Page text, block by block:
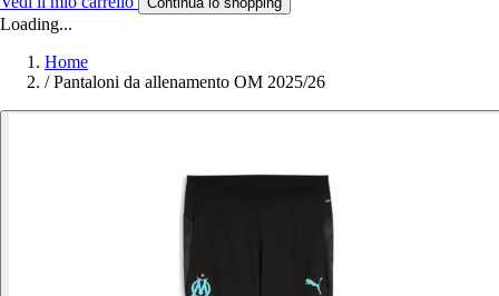
Loading...
Home
/ Pantaloni da allenamento OM 2025/26